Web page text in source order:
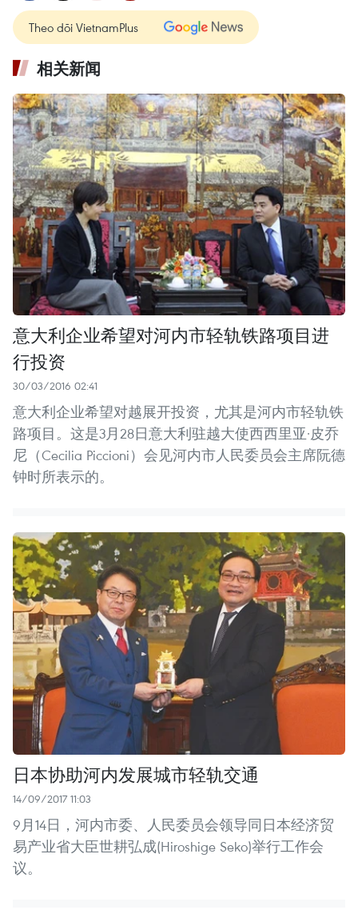
Theo dõi VietnamPlus
相关新闻
意大利企业希望对河内市轻轨铁路项目进
行投资
30/03/2016 02:41
意大利企业希望对越展开投资，尤其是河内市轻轨铁
路项目。这是3月28日意大利驻越大使西西里亚·皮乔
尼（Cecilia Piccioni）会见河内市人民委员会主席阮德
钟时所表示的。
日本协助河内发展城市轻轨交通
14/09/2017 11:03
9月14日，河内市委、人民委员会领导同日本经济贸
易产业省大臣世耕弘成(Hiroshige Seko)举行工作会
议。